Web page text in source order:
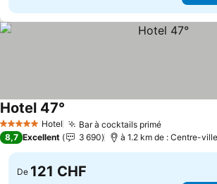
5 Étoiles Hotel Bar à cocktails priméConsulter
Hotel 47°
8,7 Excellent 3 690 à 1.2 km de : Centre-ville
De 121 CHF